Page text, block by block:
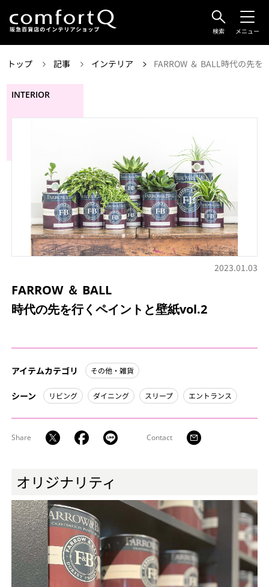
検索 メニュー
トップ 記事 インテリア FARROW ＆ BALL時代の先
INTERIOR
2023.01.03
FARROW ＆ BALL
時代の先を行くペイントと壁紙vol.2
アイテムカテゴリ その他・雑貨
シーン リビング ダイニング スリープ エントランス
Share Contact
オリジナリティ